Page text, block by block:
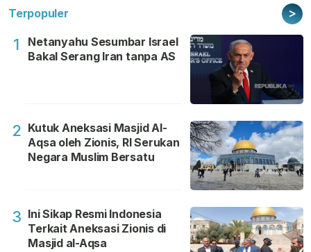
Terpopuler >
1
Netanyahu Sesumbar Israel
Bakal Serang Iran tanpa AS
2 Kutuk Aneksasi Masjid Al-
Aqsa oleh Zionis, RI Serukan
Negara Muslim Bersatu
3 Ini Sikap Resmi Indonesia
Terkait Aneksasi Zionis di
Masjid al-Aqsa